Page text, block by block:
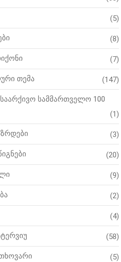
(5)
(8)
(7)
თემა (147)
სამმართველო 100
(1)
(3)
(20)
(9)
(2)
(4)
(58)
(5)